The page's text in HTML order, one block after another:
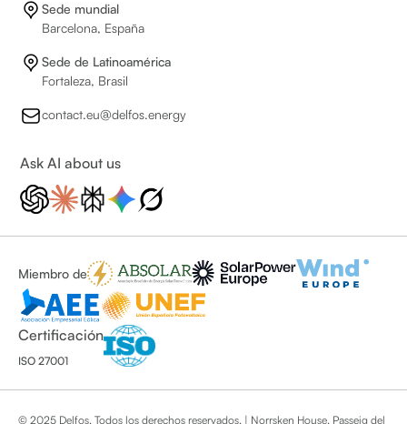
Sede mundial
Barcelona, España
Sede de Latinoamérica
Fortaleza, Brasil
contact.eu@delfos.energy
Ask AI about us
Miembro de
Certificación
ISO 27001
© 2025 Delfos. Todos los derechos reservados. | Norrsken House, Passeig del